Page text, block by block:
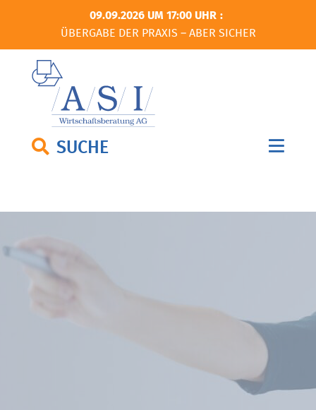
09.09.2026 UM 17:00 UHR
ÜBERGABE DER PRAXIS – ABER SICHER
SUCHE